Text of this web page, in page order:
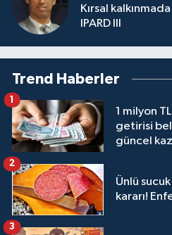
Kırsal
IPARD III
Trend Haberler
1 milyon
getirisi
güncel
1
Ünlü
kararı!
2
3